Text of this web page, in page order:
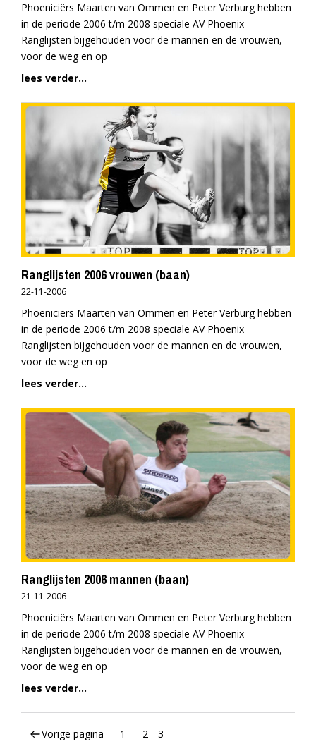
Phoeniciërs Maarten van Ommen en Peter Verburg hebben
in de periode 2006 t/m 2008 speciale AV Phoenix
Ranglijsten bijgehouden voor de mannen en de vrouwen,
voor de weg en op
lees verder...
Ranglijsten 2006 vrouwen (baan)
22-11-2006
Phoeniciërs Maarten van Ommen en Peter Verburg hebben
in de periode 2006 t/m 2008 speciale AV Phoenix
Ranglijsten bijgehouden voor de mannen en de vrouwen,
voor de weg en op
lees verder...
Ranglijsten 2006 mannen (baan)
21-11-2006
Phoeniciërs Maarten van Ommen en Peter Verburg hebben
in de periode 2006 t/m 2008 speciale AV Phoenix
Ranglijsten bijgehouden voor de mannen en de vrouwen,
voor de weg en op
lees verder...
Vorige pagina 1 2 3